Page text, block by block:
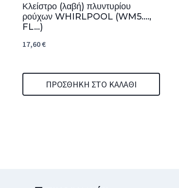
Κλείστρο (λαβή) πλυντυρίου
ρούχων WHIRLPOOL (WM5….,
FL…)
17,60€
ΠΡΟΣΘΉΚΗ ΣΤΟ ΚΑΛΆΘΙ